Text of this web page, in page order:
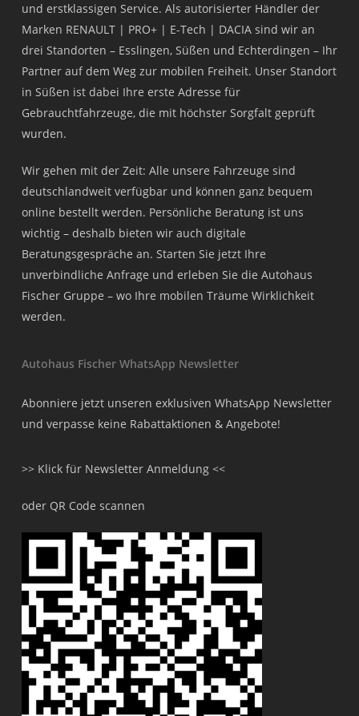
und erstklassigen Service. Als autorisierter Händler der
Marken RENAULT | PRO+ | E-Tech | DACIA sind wir an
drei Standorten – Esslingen, Süßen und Echterdingen – Ihr
Partner auf dem Weg zur mobilen Freiheit. Unser Standort
in Süßen ist dabei Ihre erste Adresse für
Gebrauchtfahrzeuge, die mit höchster Sorgfalt geprüft
wurden.
Wir gehen mit der Zeit: Alle unsere Fahrzeuge sind
deutschlandweit verfügbar und können ganz bequem
online bestellt werden. Persönliche Beratung ist uns
wichtig – deshalb bieten wir auch digitale
Beratungsgespräche an. Starten Sie jetzt Ihre
unverbindliche Anfrage und erleben Sie die Autohaus
Fischer Gruppe – wo Ihre mobilen Träume Wirklichkeit
werden.
Autohaus Fischer WhatsApp Newsletter
Abonniere jetzt unseren exklusiven WhatsApp Newsletter
und verpasse keine Rabattaktionen & Angebote!
>> Klick für Newsletter Anmeldung <<
oder QR Code scannen